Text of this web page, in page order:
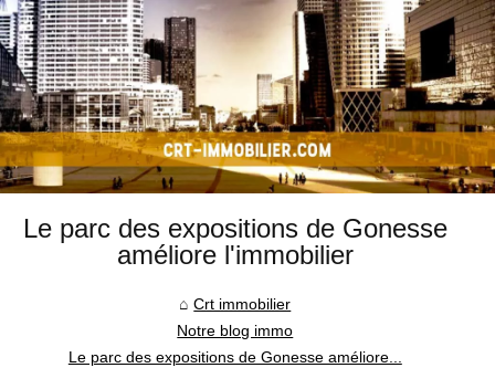
Le parc des expositions de Gonesse
améliore l'immobilier
Crt immobilier
Notre blog immo
Le parc des expositions de Gonesse améliore...